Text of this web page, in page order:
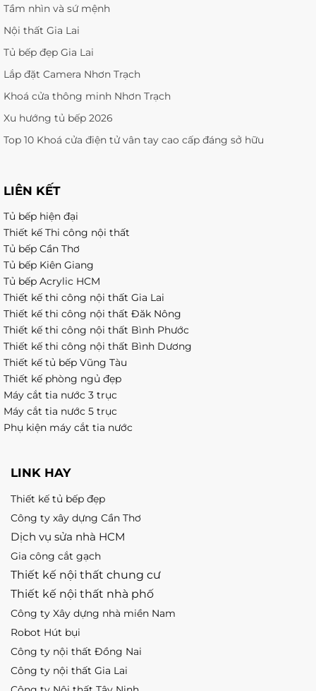
Tầm nhìn và sứ mệnh
Nội thất Gia Lai
Tủ bếp đẹp Gia Lai
Lắp đặt Camera Nhơn Trạch
Khoá cửa thông minh Nhơn Trạch
Xu hướng tủ bếp 2026
Top 10 Khoá cửa điện tử vân tay cao cấp đáng sở hữu
LIÊN KẾT
Tủ bếp hiện đại
Thiết kế Thi công nội thất
Tủ bếp Cần Thơ
Tủ bếp Kiên Giang
Tủ bếp Acrylic HCM
Thiết kế thi công nội thất Gia Lai
Thiết kế thi công nội thất Đăk Nông
Thiết kế thi công nội thất Bình Phước
Thiết kế thi công nội thất Bình Dương
Thiết kế tủ bếp Vũng Tàu
Thiết kế phòng ngủ đẹp
Máy cắt tia nước 3 trục
Máy cắt tia nước 5 trục
Phụ kiện máy cắt tia nước
LINK HAY
Thiết kế tủ bếp đẹp
Công ty xây dựng Cần Thơ
Dịch vụ sửa nhà HCM
Gia công cắt gạch
Thiết kế nội thất chung cư
Thiết kế nội thất nhà phố
Công ty Xây dựng nhà miền Nam
Robot Hút bụi
Công ty nội thất Đồng Nai
Công ty nội thất Gia Lai